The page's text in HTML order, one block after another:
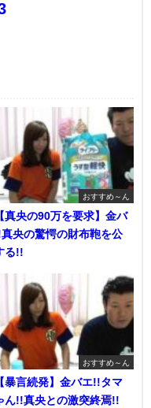
おすすめ～ん
央の90万を要求】金バ
央の驚愕の財布鞄を公
る!!
おすすめ～ん
言続発】金バエ!!タマ
ん!!真央との激突終焉!!